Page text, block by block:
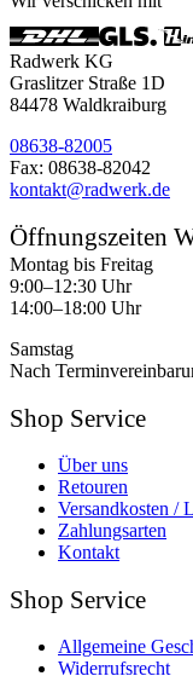
Radwerk KG
Graslitzer Straße 1D
84478 Waldkraiburg
08638-82005
Fax: 08638-82042
kontakt@radwerk.de
Öffnungszeiten
Montag bis Freitag
9:00–12:30 Uhr
14:00–18:00 Uhr
Samstag
Nach
Shop Service
Über uns
Retouren
Versandkosten /
Zahlungsarten
Kontakt
Shop Service
Allgemeine
Widerrufsrecht